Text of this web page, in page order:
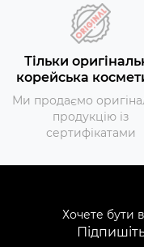
Тільки
корейська
Ми продаємо
продукцію із
сертифікатами
Хочете бути